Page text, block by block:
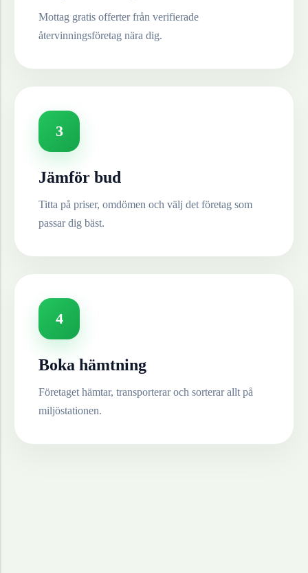
Mottag gratis offerter från verifierade
återvinningsföretag nära dig.
3
Jämför bud
Titta på priser, omdömen och välj det företag som
passar dig bäst.
4
Boka hämtning
Företaget hämtar, transporterar och sorterar allt på
miljöstationen.